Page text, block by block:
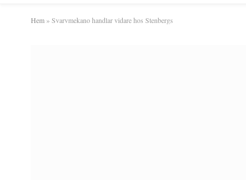
Hem » Svarvmekano handlar vidare hos Stenbergs